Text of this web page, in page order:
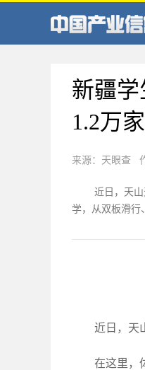
新疆
1.2万家
来源：天眼查
近日，天
学，从双板滑行
近日，天
在这里，